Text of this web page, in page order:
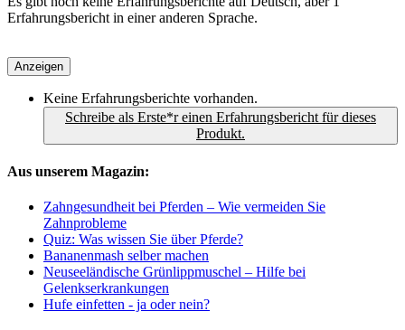
Erfahrungsbericht in einer anderen Sprache.
Anzeigen
Keine Erfahrungsberichte vorhanden.
Schreibe als Erste*r einen Erfahrungsbericht für dieses
Produkt.
Aus unserem Magazin:
Zahngesundheit bei Pferden – Wie vermeiden Sie
Zahnprobleme
Quiz: Was wissen Sie über Pferde?
Bananenmash selber machen
Neuseeländische Grünlippmuschel – Hilfe bei
Gelenkserkrankungen
Hufe einfetten - ja oder nein?